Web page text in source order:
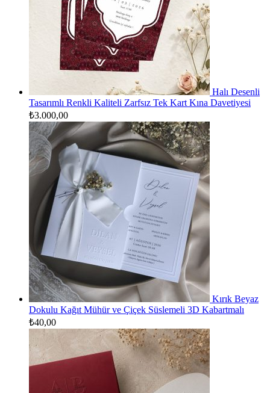
Halı Desenli
Tasarımlı Renkli Kaliteli Zarfsız Tek Kart Kına Davetiyesi
₺3.000,00
Kırık Beyaz
Dokulu Kağıt Mühür ve Çiçek Süslemeli 3D Kabartmalı
₺40,00